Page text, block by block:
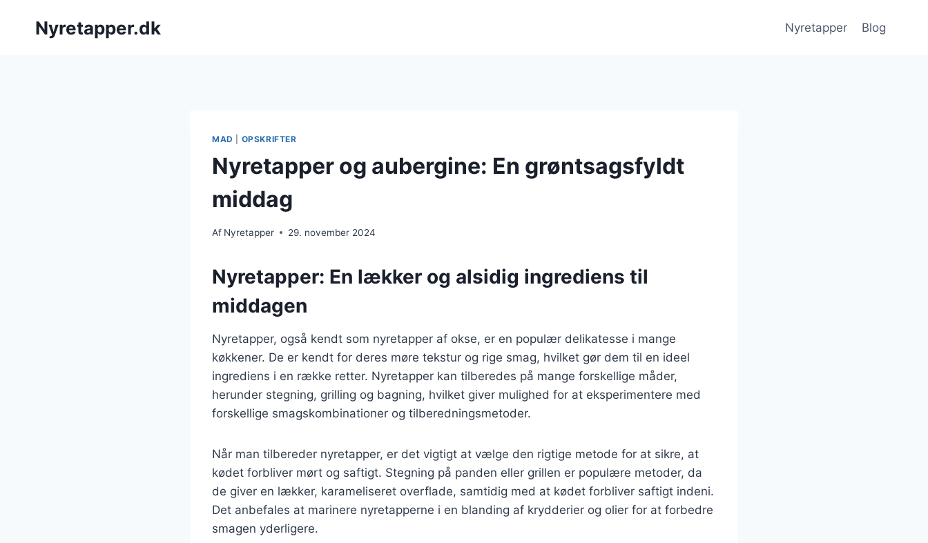
Nyretapper.dk Nyretapper Blog
MAD OPSKRIFTER
Nyretapper og aubergine: En grøntsagsfyldt
middag
Af Nyretapper 29. november 2024
Nyretapper: En lækker og alsidig ingrediens til
middagen
Nyretapper, også kendt som nyretapper af okse, er en populær delikatesse i mange
køkkener. De er kendt for deres møre tekstur og rige smag, hvilket gør dem til en ideel
ingrediens i en række retter. Nyretapper kan tilberedes på mange forskellige måder,
herunder stegning, grilling og bagning, hvilket giver mulighed for at eksperimentere med
forskellige smagskombinationer og tilberedningsmetoder.
Når man tilbereder nyretapper, er det vigtigt at vælge den rigtige metode for at sikre, at
kødet forbliver mørt og saftigt. Stegning på panden eller grillen er populære metoder, da
de giver en lækker, karameliseret overflade, samtidig med at kødet forbliver saftigt indeni.
Det anbefales at marinere nyretapperne i en blanding af krydderier og olier for at forbedre
smagen yderligere.